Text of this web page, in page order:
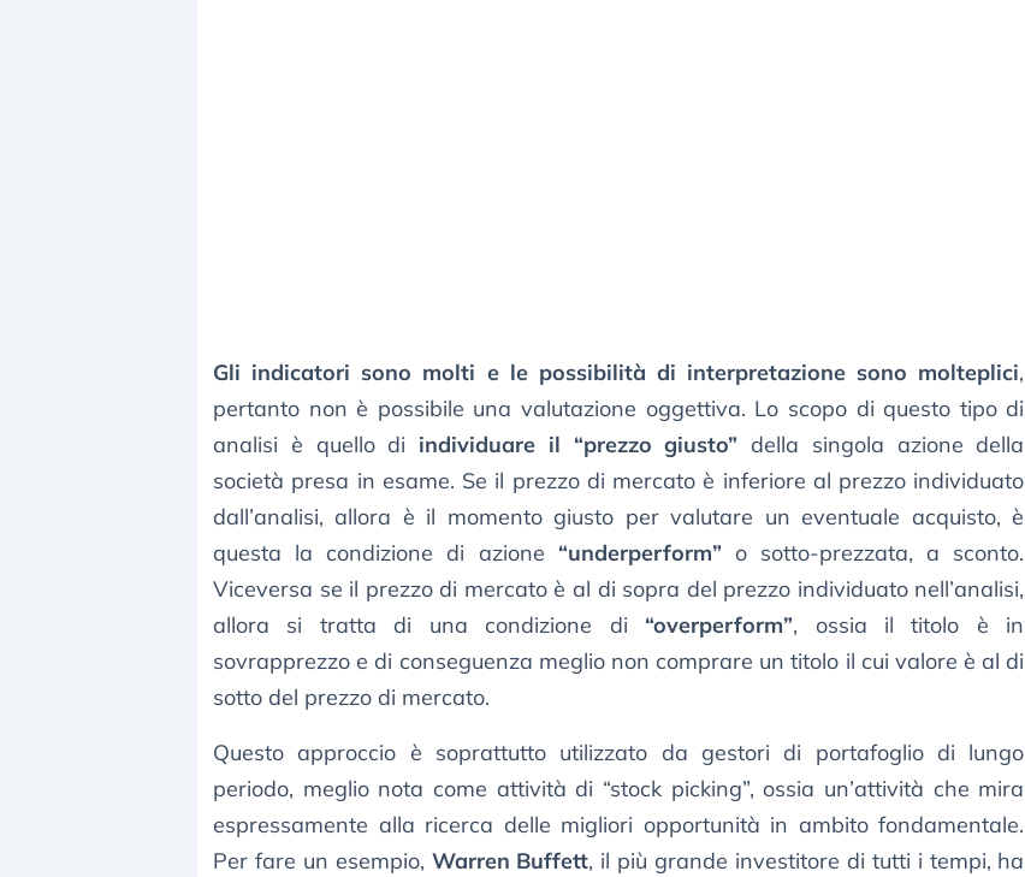
Gli indicatori sono molti e le possibilità di interpretazione sono molteplici,
pertanto non è possibile una valutazione oggettiva. Lo scopo di questo tipo di
analisi è quello di individuare il “prezzo giusto” della singola azione della
società presa in esame. Se il prezzo di mercato è inferiore al prezzo individuato
dall’analisi, allora è il momento giusto per valutare un eventuale acquisto, è
questa la condizione di azione “underperform” o sotto-prezzata, a sconto.
Viceversa se il prezzo di mercato è al di sopra del prezzo individuato nell’analisi,
allora si tratta di una condizione di “overperform”, ossia il titolo è in
sovrapprezzo e di conseguenza meglio non comprare un titolo il cui valore è al di
sotto del prezzo di mercato.
Questo approccio è soprattutto utilizzato da gestori di portafoglio di lungo
periodo, meglio nota come attività di “stock picking”, ossia un’attività che mira
espressamente alla ricerca delle migliori opportunità in ambito fondamentale.
Per fare un esempio, Warren Buffett, il più grande investitore di tutti i tempi, ha